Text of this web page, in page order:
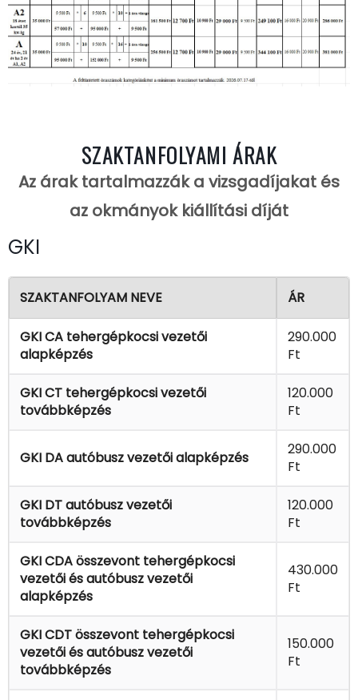
SZAKTANFOLYAMI ÁRAK
Az árak tartalmazzák a vizsgadíjakat és
az okmányok kiállítási díját
GKI
SZAKTANFOLYAM NEVE ÁR
GKI CA tehergépkocsi vezetői
alapképzés
290.000
Ft
GKI CT tehergépkocsi vezetői
továbbképzés
120.000
Ft
GKI DA autóbusz vezetői alapképzés
290.000
Ft
GKI DT autóbusz vezetői
továbbképzés
120.000
Ft
GKI CDA összevont tehergépkocsi
vezetői és autóbusz vezetői
alapképzés
430.000
Ft
GKI CDT összevont tehergépkocsi
vezetői és autóbusz vezetői
továbbképzés
150.000
Ft